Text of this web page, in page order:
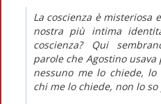
La coscienza è misteriosa
nostra più intima
coscienza? Qui
parole che Agostino
nessuno me lo chiede,
chi me lo chiede, non lo so